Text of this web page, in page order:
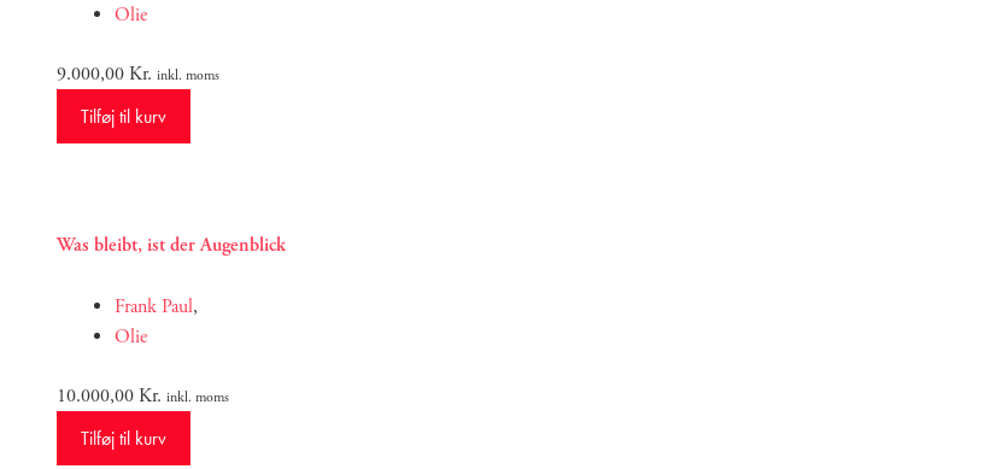
Olie
9.000,00Kr. inkl. moms
Tilføj til kurv
Was bleibt, ist der Augenblick
Frank Paul,
Olie
10.000,00Kr. inkl. moms
Tilføj til kurv